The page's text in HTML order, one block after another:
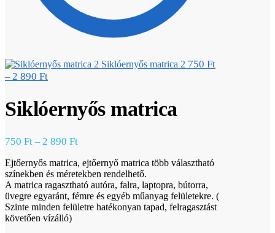
Siklóernyős matrica 2 750 Ft
– 2 890 Ft
Siklóernyős matrica
750 Ft – 2 890 Ft
Ejtőernyős matrica, ejtőernyő matrica több választható
színekben és méretekben rendelhető.
A matrica ragasztható autóra, falra, laptopra, bútorra,
üvegre egyaránt, fémre és egyéb műanyag felületekre. (
Szinte minden felületre hatékonyan tapad, felragasztást
követően vízálló)